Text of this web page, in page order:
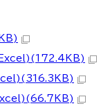
(Excel)(172.4KB)